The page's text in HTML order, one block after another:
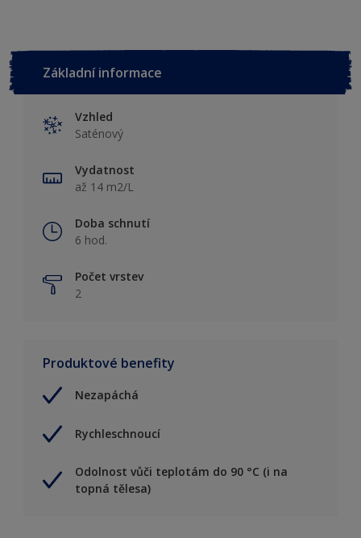
Základní informace
Vzhled
Saténový
Vydatnost
až 14 m2/L
Doba schnutí
6 hod.
Počet vrstev
2
Produktové benefity
Nezapáchá
Rychleschnoucí
Odolnost vůči teplotám do 90 °C (i na
topná tělesa)